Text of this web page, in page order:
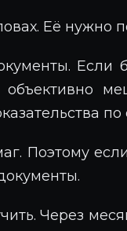
Её нужно
Если
объективно
по
Поэтому
Через